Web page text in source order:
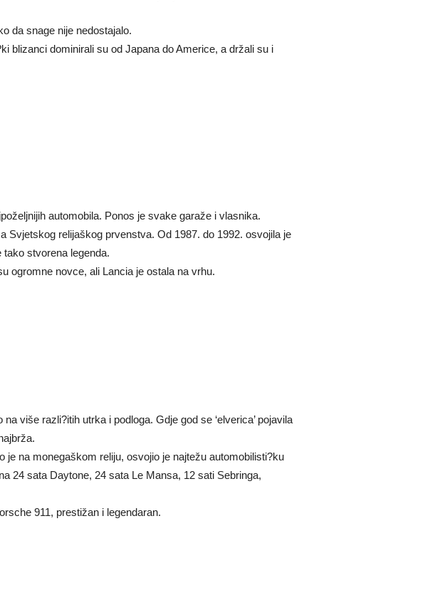
da snage nije nedostajalo.
blizanci dominirali su od Japana do Americe, a držali su i
automobila. Ponos je svake garaže i vlasnika.
Svjetskog relijaškog prvenstva. Od 1987. do 1992. osvojila je
stvorena legenda.
ogromne novce, ali Lancia je ostala na vrhu.
više razli?itih utrka i podloga. Gdje god se ‘elverica’ pojavila
je na monegaškom reliju, osvojio je najtežu automobilisti?ku
24 sata Daytone, 24 sata Le Mansa, 12 sati Sebringa,
911, prestižan i legendaran.